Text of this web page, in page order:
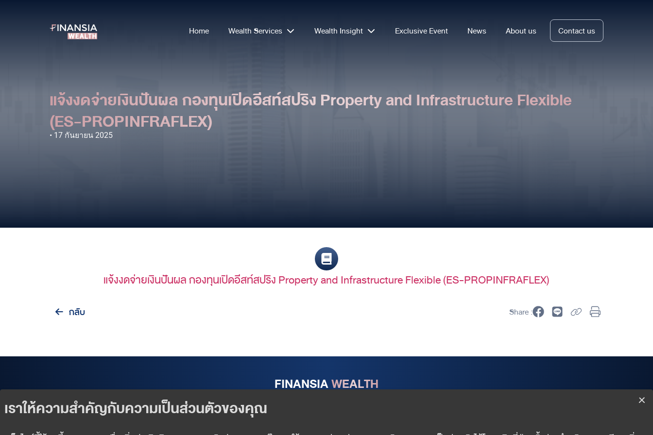
Home Wealth Services Wealth Insight Exclusive Event News About us Contact us
แจ้งงดจ่ายเงินปันผล กองทุนเปิดอีสท์สปริง Property and Infrastructure Flexible
(ES-PROPINFRAFLEX)
17 กันยายน 2025
แจ้งงดจ่ายเงินปันผล กองทุนเปิดอีสท์สปริง Property and Infrastructure Flexible (ES-PROPINFRAFLEX)
กลับ Share :
FINANSIAWEALTH
Our Products
Exclusive Events
999/9 The Offices at CentralWorld 18/F, Rama I Road,